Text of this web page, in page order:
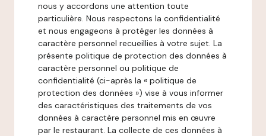
nous y accordons une attention toute
particulière. Nous respectons la confidentialité
et nous engageons à protéger les données à
caractère personnel recueillies à votre sujet. La
présente politique de protection des données à
caractère personnel ou politique de
confidentialité (ci-après la « politique de
protection des données ») vise à vous informer
des caractéristiques des traitements de vos
données à caractère personnel mis en œuvre
par le restaurant. La collecte de ces données à